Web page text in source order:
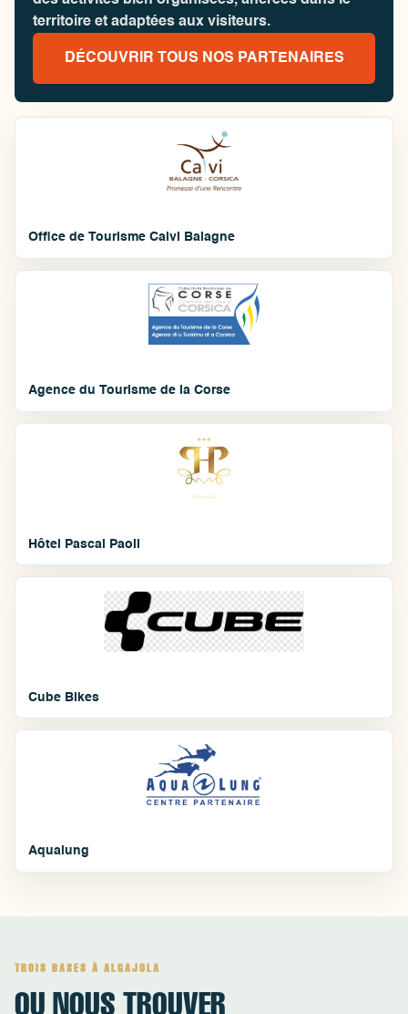
territoire et adaptées aux visiteurs.
DÉCOUVRIR TOUS NOS PARTENAIRES
Office de Tourisme Calvi Balagne
Agence du Tourisme de la Corse
Hôtel Pascal Paoli
Cube Bikes
Aqualung
TROIS BASES À ALGAJOLA
OU NOUS TROUVER